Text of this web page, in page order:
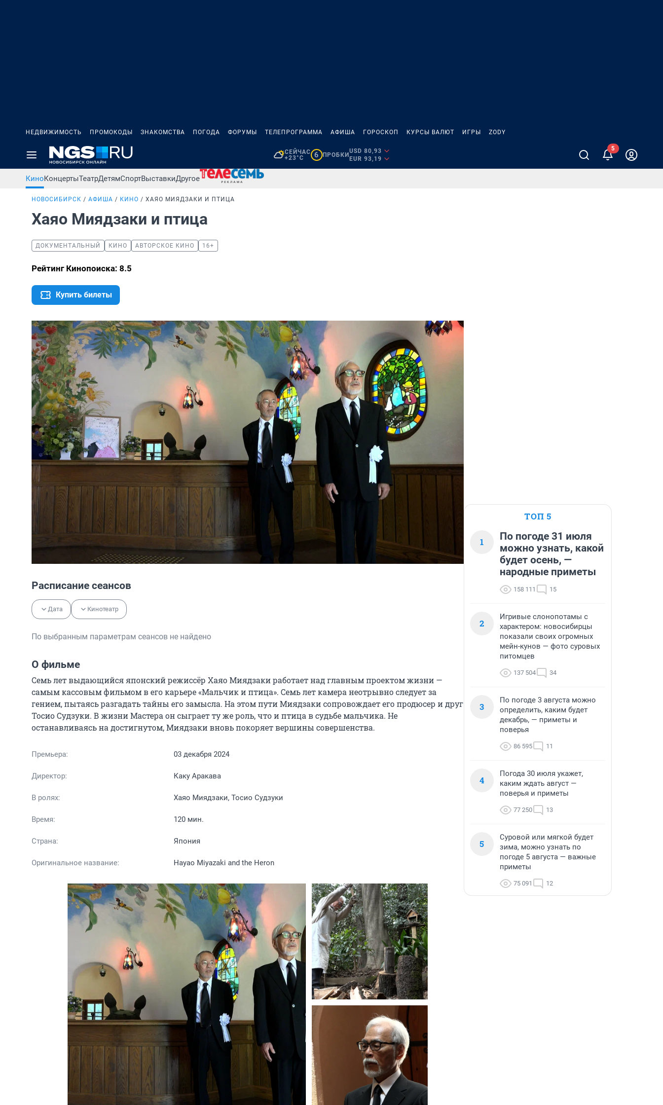
НЕДВИЖИМОСТЬ ПРОМОКОДЫ ЗНАКОМСТВА ПОГОДА ФОРУМЫ ТЕЛЕПРОГРАММА АФИША ГОРОСКОП КУРСЫ ВАЛЮТ ИГРЫ ZODY
СЕЙЧАС
+23°C
6 ПРОБКИ
USD 80,93
EUR 93,19
КиноКонцертыТеатрДетямСпортВыставкиДругое
НОВОСИБИРСК АФИША КИНО ХАЯО МИЯДЗАКИ И ПТИЦА
Хаяо Миядзаки и птица
ДОКУМЕНТАЛЬНЫЙ КИНО АВТОРСКОЕ КИНО 16+
Рейтинг Кинопоиска: 8.5
Купить билеты
Расписание сеансов
Дата Кинотеатр
По выбранным параметрам сеансов не найдено
О фильме
Семь лет выдающийся японский режиссёр Хаяо Миядзаки работает над главным проектом жизни —
самым кассовым фильмом в его карьере «Мальчик и птица». Семь лет камера неотрывно следует за
гением, пытаясь разгадать тайны его замысла. На этом пути Миядзаки сопровождает его продюсер и друг
Тосио Судзуки. В жизни Мастера он сыграет ту же роль, что и птица в судьбе мальчика. Не
останавливаясь на достигнутом, Миядзаки вновь покоряет вершины совершенства.
Премьера: 03 декабря 2024
Директор: Каку Аракава
В ролях: Хаяо Миядзаки, Тосио Судзуки
Время: 120 мин.
Страна: Япония
Оригинальное название: Hayao Miyazaki and the Heron
ТОП 5
1
По погоде 31 июля
можно узнать, какой
будет осень, —
народные приметы
158 111 15
2
Игривые слонопотамы с
характером: новосибирцы
показали своих огромных
мейн-кунов — фото суровых
питомцев
137 504 34
3
По погоде 3 августа можно
определить, каким будет
декабрь, — приметы и
поверья
86 595 11
4
Погода 30 июля укажет,
каким ждать август —
поверья и приметы
77 250 13
5
Суровой или мягкой будет
зима, можно узнать по
погоде 5 августа — важные
приметы
75 091 12